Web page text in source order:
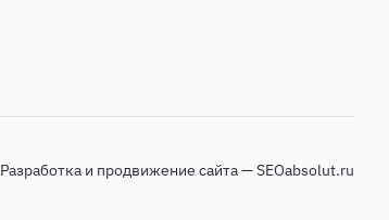
Разработка и продвижение сайта — SEOabsolut.ru